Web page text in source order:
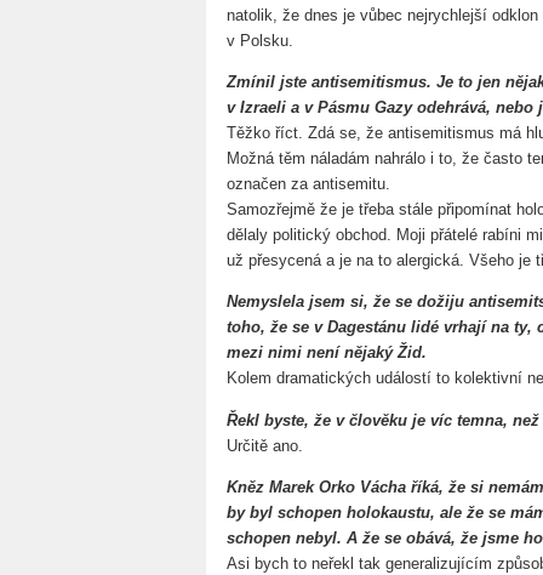
natolik, že dnes je vůbec nejrychlejší
v Polsku.
Zmínil jste antisemitismus. Je to jen
v Izraeli a v Pásmu Gazy odehrává,
Těžko říct. Zdá se, že antisemitismus má
Možná těm náladám nahrálo i to, že často
označen za antisemitu.
Samozřejmě že je třeba stále připomínat
dělaly politický obchod. Moji přátelé rabíni
už přesycená a je na to alergická. Všeho je
Nemyslela jsem si, že se dožiju
toho, že se v Dagestánu lidé vrhají na
mezi nimi není nějaký Žid.
Kolem dramatických událostí to kolektivní
Řekl byste, že v člověku je víc temna,
Určitě ano.
Kněz Marek Orko Vácha říká, že si
by byl schopen holokaustu, ale že se
schopen nebyl. A že se obává, že jsme
Asi bych to neřekl tak generalizujícím